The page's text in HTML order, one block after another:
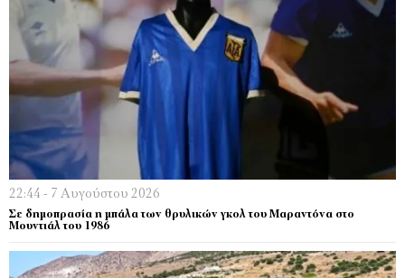
22:44 - 7 Αυγούστου 2026
Σε δημοπρασία η μπάλα των θρυλικών γκολ του Μαραντόνα στο
Μουντιάλ του 1986